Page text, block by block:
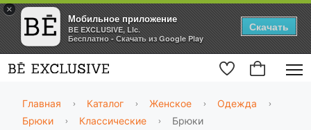
×
Мобильное приложение
BE EXCLUSIVE, Llc.
Бесплатно - Скачать из Google Play
Скачать
Главная Каталог Женское
Одежда
Брюки
Классические Брюки